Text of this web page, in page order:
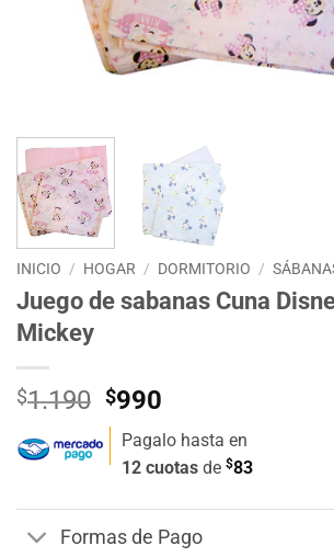
INICIO / HOGAR / DORMITORIO /
Juego de sabanas Cuna
Mickey
$1.190 El
precio
original
era:
$1.190.
$990
precio
actual
es:
$990.
Pagalo hasta en
12 cuotas de $83
Formas de Pago